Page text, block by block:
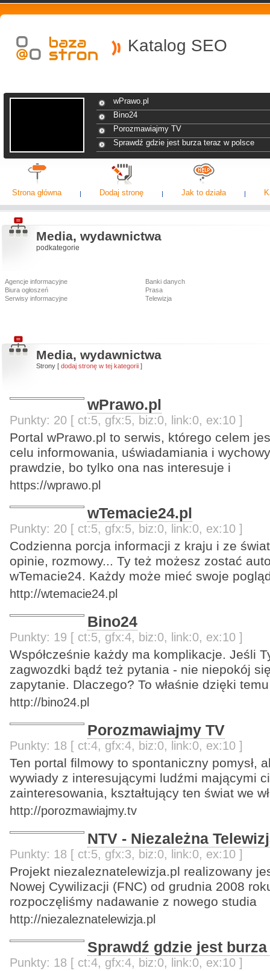
Katalog SEO
wPrawo.pl
Bino24
Porozmawiajmy TV
Sprawdź gdzie jest burza teraz w polsce
Strona główna Dodaj stronę Jak to działa
Media, wydawnictwa
podkategorie
Agencje informacyjne
Banki danych
Biura ogłoszeń
Prasa
Serwisy informacyjne
Telewizja
Media, wydawnictwa
Strony [ dodaj stronę w tej kategorii ]
wPrawo.pl
Punkty: 20 [ ct:5, gfx:5, biz:0, link:0, ex:10 ]
Portal wPrawo.pl to serwis, którego celem
celu informowania, uświadamiania i
prawdzie, bo tylko ona nas interesuje i
https://wprawo.pl
wTemacie24.pl
Punkty: 20 [ ct:5, gfx:5, biz:0, link:0, ex:10 ]
Codzienna porcja informacji z kraju i ze
opinie, rozmowy... Ty też możesz zostać
wTemacie24. Każdy może mieć swoje
http://wtemacie24.pl
Bino24
Punkty: 19 [ ct:5, gfx:4, biz:0, link:0, ex:10 ]
Współcześnie każdy ma komplikacje. Jeśli
zagwozdki bądź też pytania - nie niepokój
zapytanie. Dlaczego? To właśnie dzięki temu
http://bino24.pl
Porozmawiajmy TV
Punkty: 18 [ ct:4, gfx:4, biz:0, link:0, ex:10 ]
Ten portal filmowy to spontaniczny pomysł,
wywiady z interesującymi ludźmi mającymi
zainteresowania, kształtujący ten świat we
http://porozmawiajmy.tv
NTV - Niezależna
Punkty: 18 [ ct:5, gfx:3, biz:0, link:0, ex:10 ]
Projekt niezaleznatelewizja.pl realizowany
Nowej Cywilizacji (FNC) od grudnia 2008
rozpoczęliśmy nadawanie z nowego studia
http://niezaleznatelewizja.pl
Sprawdź gdzie jest
Punkty: 18 [ ct:4, gfx:4, biz:0, link:0, ex:10 ]